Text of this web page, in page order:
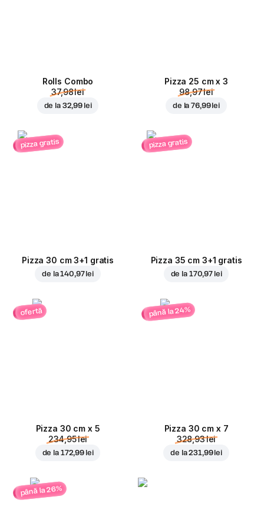
Rolls Combo
37,98 lei
de la 32,99 lei
Pizza 25 cm x 3
98,97 lei
de la76,99 lei
pizza gratis
Pizza 30 cm 3+1 gratis
de la140,97 lei
pizza gratis
Pizza 35 cm 3+1 gratis
de la 170,97 lei
ofertă
Pizza 30 cm x 5
234,95 lei
de la 172,99 lei
până la 24%
Pizza 30 cm x 7
328,93 lei
de la231,99 lei
până la 26%